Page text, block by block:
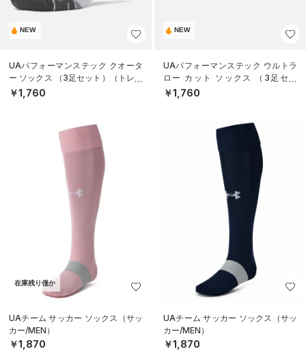
NEW
UAパフォーマンステック クオータ
ー ソックス （3足セット）（トレー
ニング/UNISEX）
￥1,760
NEW
UAパフォーマンステック ウルトラ
ロー カット ソックス （3足セッ
ト）（トレーニング/UNISEX）
￥1,760
在庫残り僅か
UAチーム サッカー ソックス（サッ
カー/MEN）
￥1,870
UAチーム サッカー ソックス（サッ
カー/MEN）
￥1,870